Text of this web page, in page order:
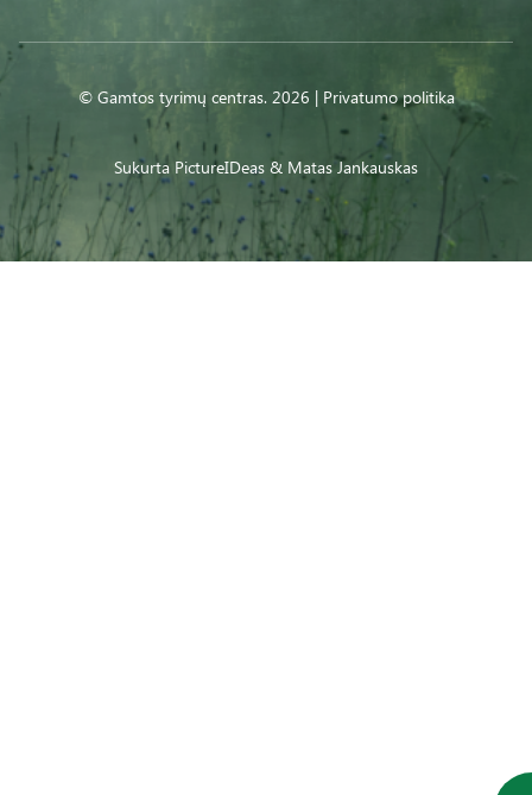
© Gamtos tyrimų centras. 2026 | Privatumo politika
Sukurta PictureIDeas & Matas Jankauskas